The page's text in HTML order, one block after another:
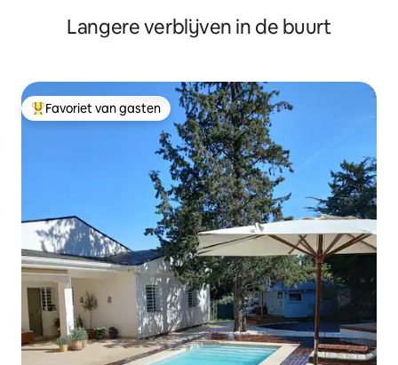
Langere verblijven in de buurt
Topfavoriet van gasten
Favoriet van gasten